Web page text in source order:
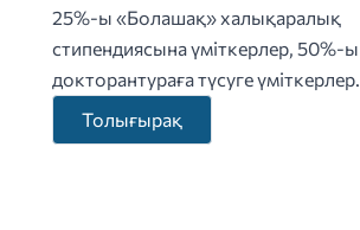
25%-ы «Болашақ» халықаралық
стипендиясына үміткерлер, 50%-ы
докторантураға түсуге үміткерлер.
Толығырақ